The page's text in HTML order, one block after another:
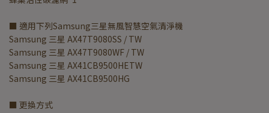
■ 適用下列Samsung三星無風智慧空氣清淨機
Samsung 三星 AX47T9080SS / TW
Samsung 三星 AX47T9080WF / TW
Samsung 三星 AX41CB9500HETW
Samsung 三星 AX41CB9500HG
■ 更換方式